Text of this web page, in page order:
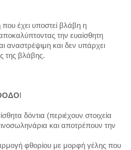
ΣΤΟΜΑΤΟΣ
έχει υποστεί βλάβη η
την ευαίσθητη
αναστρέψιμη και δεν υπάρχει
της βλάβης.
Ι
δόντια (περιέχουν στοιχεία
και αποτρέπουν την
φθορίου με μορφή γέλης που